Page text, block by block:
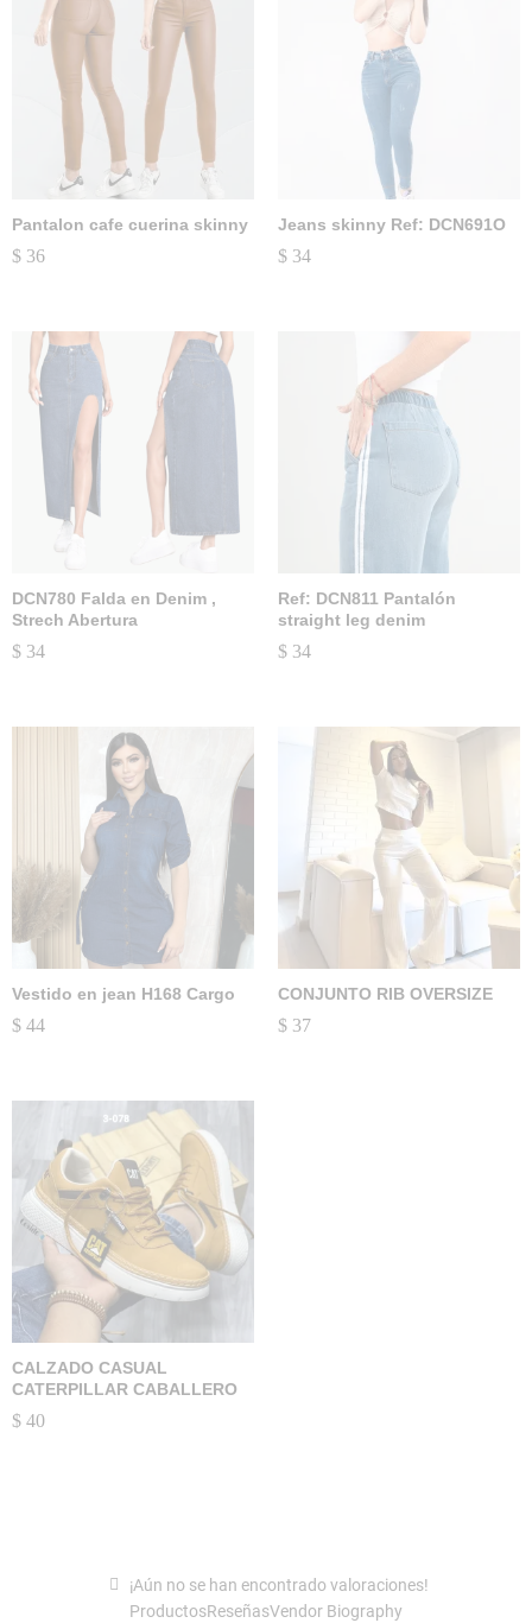
Pantalon cafe cuerina skinny
$ 36
Jeans skinny Ref: DCN691O
$ 34
DCN780 Falda en Denim ,
Strech Abertura
$ 34
Ref: DCN811 Pantalón
straight leg denim
$ 34
Vestido en jean H168 Cargo
$ 44
CONJUNTO RIB OVERSIZE
$ 37
CALZADO CASUAL
CATERPILLAR CABALLERO
$ 40
¡Aún no se han encontrado valoraciones!
ProductosReseñasVendor Biography